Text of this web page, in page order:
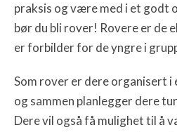
praksis og være med i et godt
bør du bli rover! Rovere er de
er forbilder for de yngre i
Som rover er dere organisert i
og sammen planlegger dere
Dere vil også få mulighet til å